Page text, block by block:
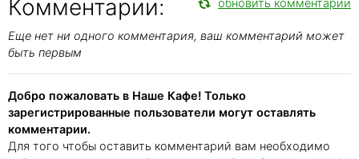
Комментарии:
Еще нет ни одного комментария, ваш комментарий может
быть первым
Добро пожаловать в Наше Кафе! Только
зарегистрированные пользователи могут оставлять
комментарии.
Для того чтобы оставить комментарий вам необходимо